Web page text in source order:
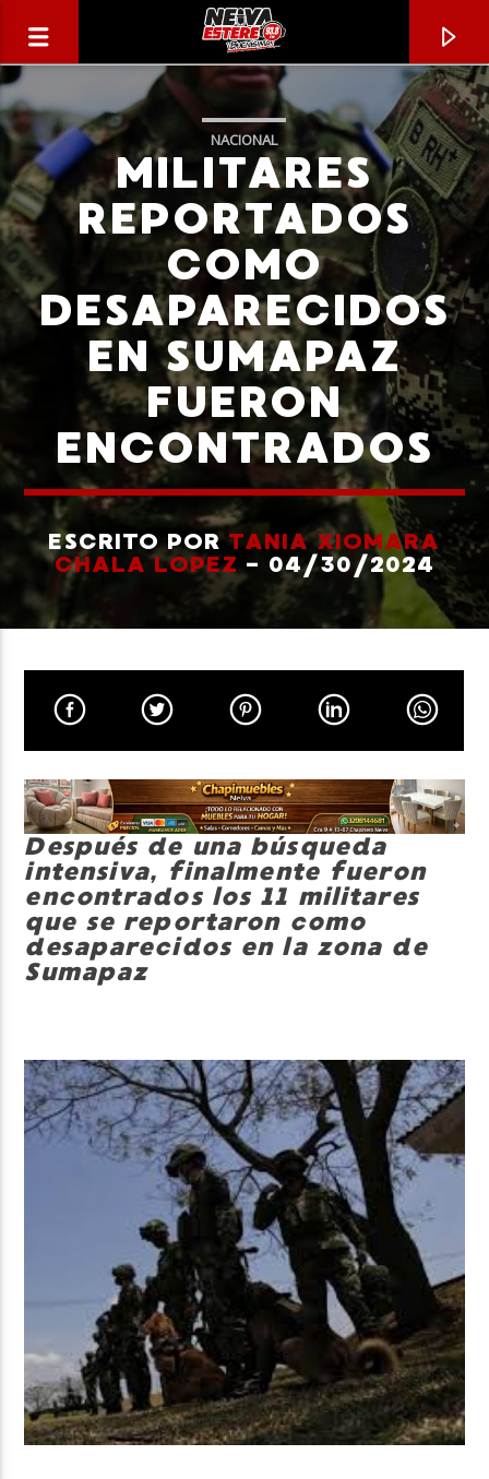
CANCIÓN ACTUAL
TÍTULO
ARTISTA
NACIONAL
MILITARES
REPORTADOS
COMO
DESAPARECIDOS
EN SUMAPAZ
FUERON
ENCONTRADOS
ESCRITO PORTANIA XIOMARA
CHALA LOPEZ - 04/30/2024
Después de una búsqueda
intensiva, finalmente fueron
encontrados los 11 militares
que se reportaron como
desaparecidos en la zona de
Sumapaz